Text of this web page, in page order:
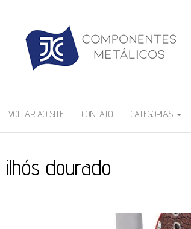
VOLTAR AO SITE CONTATO CATEGORIAS
ilhós dourado